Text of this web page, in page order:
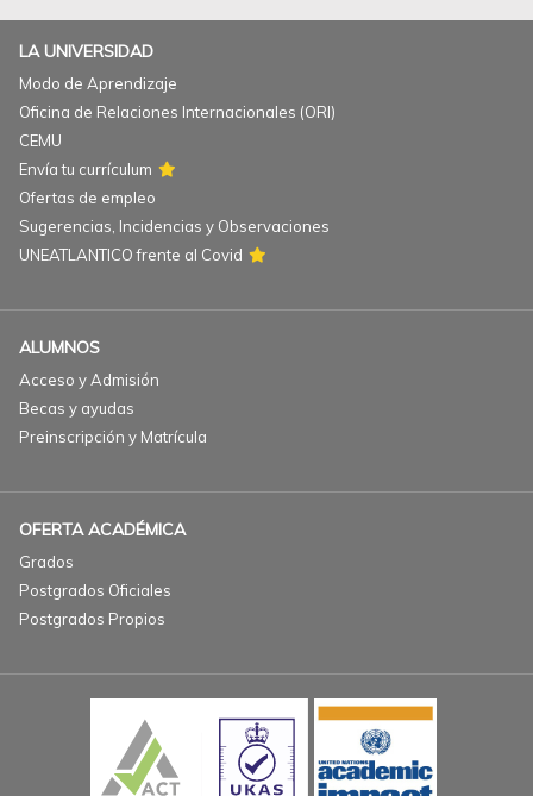
LA UNIVERSIDAD
Modo de Aprendizaje
Oficina de Relaciones Internacionales (ORI)
CEMU
Envía tu currículum
Ofertas de empleo
Sugerencias, Incidencias y Observaciones
UNEATLANTICO frente al Covid
ALUMNOS
Acceso y Admisión
Becas y ayudas
Preinscripción y Matrícula
OFERTA ACADÉMICA
Grados
Postgrados Oficiales
Postgrados Propios